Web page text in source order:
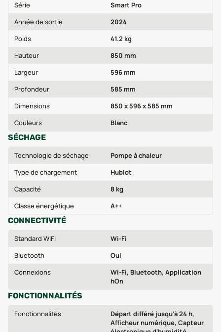
Série
Smart Pro
Année de sortie
2024
Poids
41.2 kg
Hauteur
850 mm
Largeur
596 mm
Profondeur
585 mm
Dimensions
850 x 596 x 585 mm
Couleurs
Blanc
SÉCHAGE
Technologie de séchage
Pompe à chaleur
Type de chargement
Hublot
Capacité
8 kg
Classe énergétique
A++
CONNECTIVITÉ
Standard WiFi
Wi‑Fi
Bluetooth
Oui
Connexions
Wi‑Fi, Bluetooth, Application
hOn
FONCTIONNALITÉS
Fonctionnalités
Départ différé jusqu'à 24 h,
Afficheur numérique, Capteur